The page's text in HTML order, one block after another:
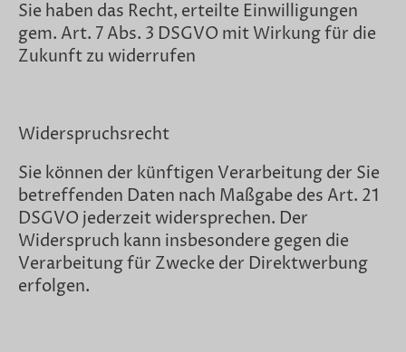
Sie haben das Recht, erteilte Einwilligungen
gem. Art. 7 Abs. 3 DSGVO mit Wirkung für die
Zukunft zu widerrufen
Widerspruchsrecht
Sie können der künftigen Verarbeitung der Sie
betreffenden Daten nach Maßgabe des Art. 21
DSGVO jederzeit widersprechen. Der
Widerspruch kann insbesondere gegen die
Verarbeitung für Zwecke der Direktwerbung
erfolgen.